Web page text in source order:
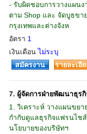
- รับผิดชอบการวางแผน
ตาม Shop และ จัดบูธข
กรุงเทพและต่างจังห
อัตรา 1
เงินเดือนไม่ระบุ
สมัครงาน รายละเอี
7. ผู้จัดการฝ่ายพัฒนาธุรกิ
1. วิเคราะห์ วางแผนขย
กำกับดูแลธุรกิจแฟรนไช
นโยบายของบริษัทฯ